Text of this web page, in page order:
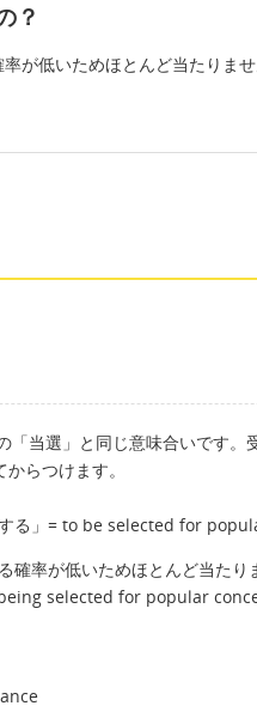
？
が低いためほとんど当たりま
「当選」と同じ意味合いです。
らつけます。
する」= to be selected for
確率が低いためほとんど当たり
selected for popular